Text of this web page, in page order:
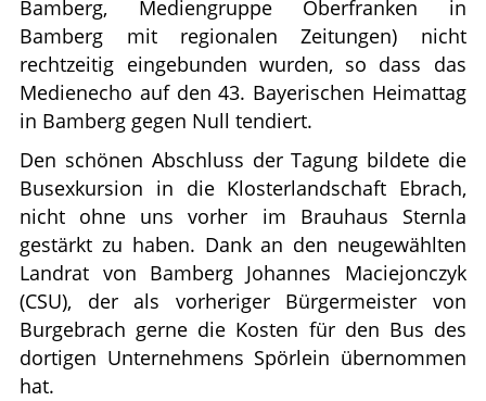
Bamberg, Mediengruppe Oberfranken in
Bamberg mit regionalen Zeitungen) nicht
rechtzeitig eingebunden wurden, so dass das
Medienecho auf den 43. Bayerischen Heimattag
in Bamberg gegen Null tendiert.
Den schönen Abschluss der Tagung bildete die
Busexkursion in die Klosterlandschaft Ebrach,
nicht ohne uns vorher im Brauhaus Sternla
gestärkt zu haben. Dank an den neugewählten
Landrat von Bamberg Johannes Maciejonczyk
(CSU), der als vorheriger Bürgermeister von
Burgebrach gerne die Kosten für den Bus des
dortigen Unternehmens Spörlein übernommen
hat.